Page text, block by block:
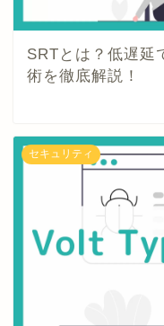
SRTとは？低遅延
術を徹底解説！
セキュリティ